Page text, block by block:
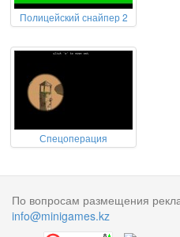
Полицейский снайпер 2
Спецоперация
По вопросам размещения
info@minigames.kz